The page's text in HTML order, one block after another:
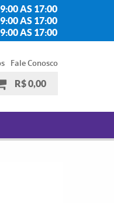
AS 17:00
AS 17:00
AS 17:00
Fale Conosco
R$ 0,00